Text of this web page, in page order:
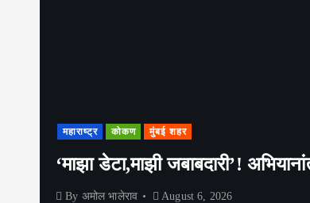
महाराष्ट्र कोकण मुंबई शहर
‘माझा डेटा,माझी जबाबदारी’!
By अमोल भालेराव August 6, 2026